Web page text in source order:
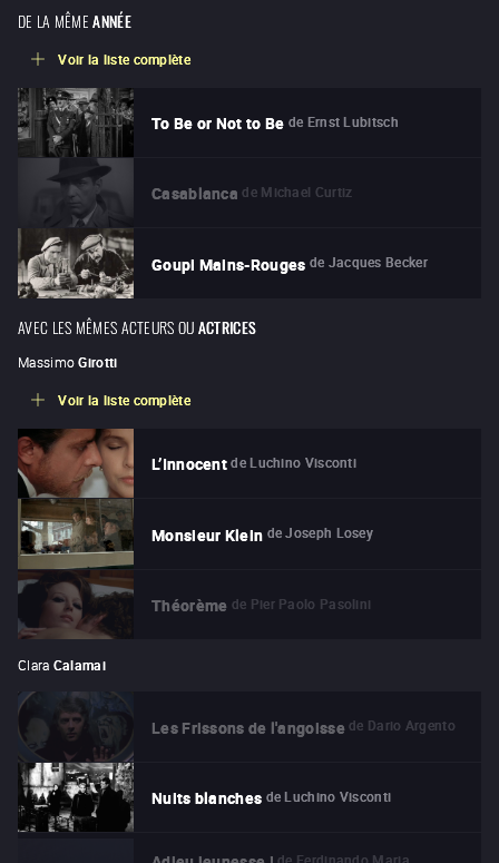
DE LA MÊME ANNÉE
Voir la liste complète
To Be or Not to Be de Ernst Lubitsch
Casablanca de Michael Curtiz
Goupi Mains-Rouges de Jacques Becker
AVEC LES MÊMES ACTEURS OUACTRICES
Massimo Girotti
Voir la liste complète
L’Innocent de Luchino Visconti
Monsieur Klein de Joseph Losey
Théorème de Pier Paolo Pasolini
Clara Calamai
Les Frissons de l'angoisse de Dario Argento
Nuits blanches de Luchino Visconti